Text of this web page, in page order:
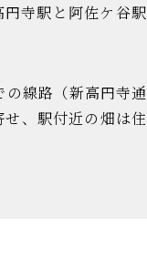
寺駅と阿佐ケ谷駅
線路（新高円寺通
、駅付近の畑は住